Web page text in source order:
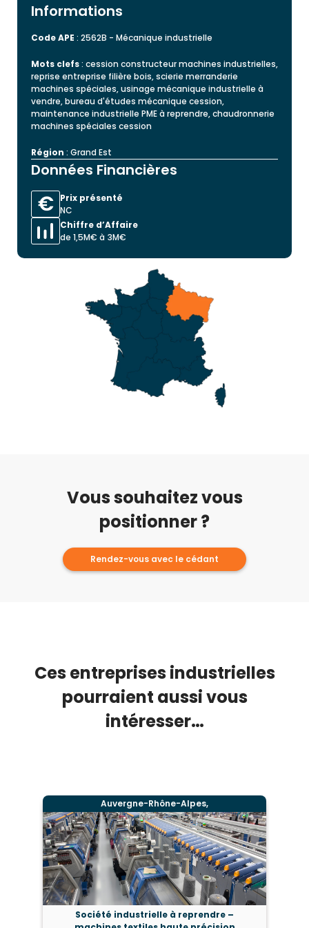
Informations
Code APE : 2562B - Mécanique industrielle
Mots clefs: cession constructeur machines industrielles,
reprise entreprise filière bois, scierie merranderie
machines spéciales, usinage mécanique industrielle à
vendre, bureau d'études mécanique cession,
maintenance industrielle PME à reprendre, chaudronnerie
machines spéciales cession
Région : Grand Est
Données Financières
Prix présenté
NC
Chiffre d’Affaire
de 1,5M€ à 3M€
Vous souhaitez vous
positionner ?
Rendez-vous avec le cédant
Ces entreprises industrielles
pourraient aussi vous
intéresser…
Auvergne-Rhône-Alpes,
Société industrielle à reprendre –